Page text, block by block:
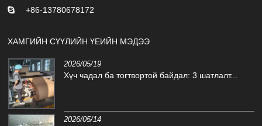
+86-13780678172
ХАМГИЙН СҮҮЛИЙН ҮЕИЙН МЭДЭЭ
2026/05/19
Хүч чадал ба тогтвортой байдал: 3 шатлалт...
2026/05/14